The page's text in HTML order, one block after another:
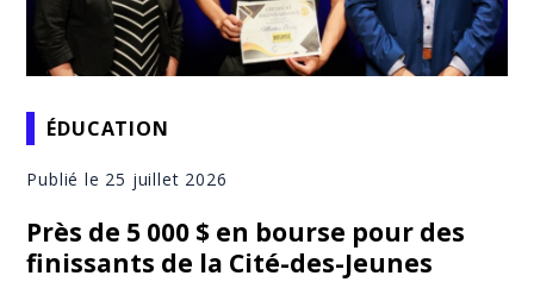
ÉDUCATION
Publié le 25 juillet 2026
Près de 5 000 $ en bourse pour des
finissants de la Cité-des-Jeunes